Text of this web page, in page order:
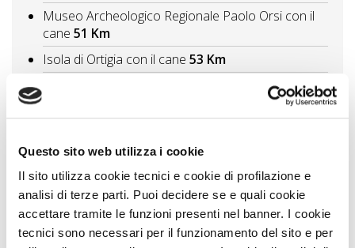
Questo sito web utilizza i cookie
Il sito utilizza cookie tecnici e cookie di profilazione e
analisi di terze parti. Puoi decidere se e quali cookie
accettare tramite le funzioni presenti nel banner. I cookie
tecnici sono necessari per il funzionamento del sito e per
Museo Archeologico Regionale Paolo Orsi con il
cane 51 Km
Isola di Ortigia con il cane 53 Km
Vedi tutti
Itinerari A DOG
Siracusa un museo a cielo aperto da visitare con il
Percorsi con il cane in Sicilia tra natura e cultura
61 Km
Migliori città e borghi da visitare con il cane In